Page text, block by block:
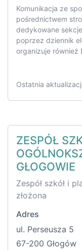
Komunikacja ze
pośrednictwem
dedykowane
poprzez dziennik
organizuje również
Ostatnia
ZESPÓŁ
GŁOGOWIE
Zespół szkół i
złożona
Adres
ul. Perseusza 5
67-200 Głogów